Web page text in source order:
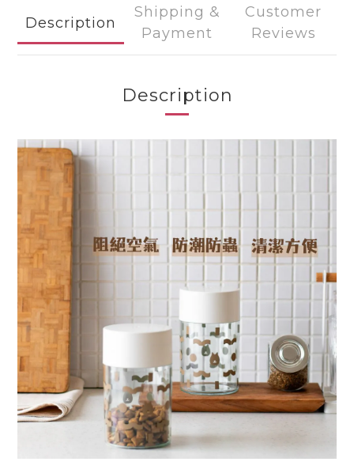
Description
Shipping &
Payment
Customer
Reviews
Description